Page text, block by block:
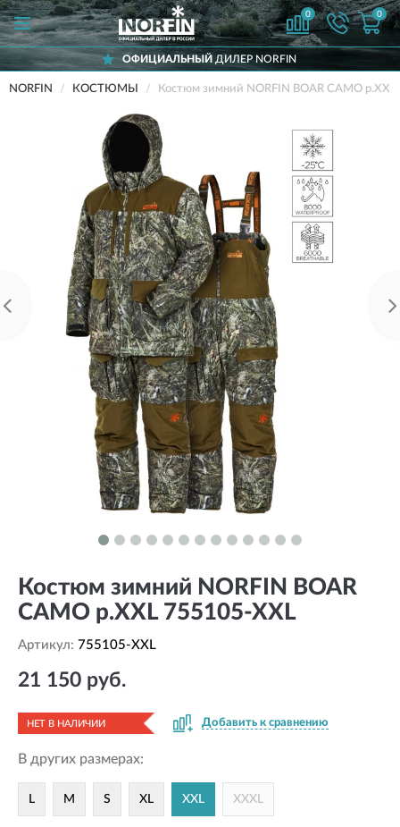
0 0
ОФИЦИАЛЬНЫЙДИЛЕР NORFIN
NORFIN КОСТЮМЫ Костюм зимний NORFIN BOAR CAMO р.XXL
Костюм зимний NORFIN BOAR
CAMO р.XXL 755105-XXL
Артикул: 755105-XXL
21 150 руб.
НЕТ В НАЛИЧИИ Добавить к сравнению
В других размерах:
L M S XL XXL XXXL